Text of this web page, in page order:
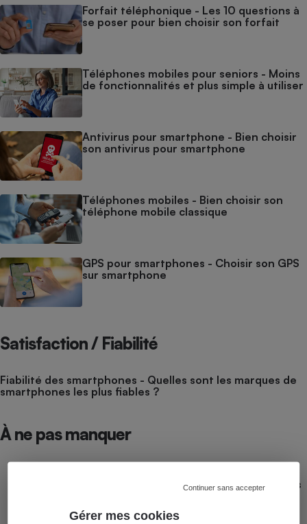
Gérer mes cookies
Continuer sans accepter
Forfait téléphonique - Les 10 questions à
se poser pour bien choisir son forfait
Téléphones mobiles pour seniors - Moins
de fonctionnalités et plus simple à utiliser
Antivirus pour smartphone - Bien choisir
son antivirus pour smartphone
Téléphones mobiles - Bien choisir son
téléphone mobile classique
GPS pour smartphones - Choisir son GPS
sur smartphone
Satisfaction / Fiabilité
Fiabilité des smartphones - Quelles sont les marques de
smartphones les plus fiables ?
À ne pas manquer
Comparateur gratuit des forfaits mobiles
- Choisissez le meilleur forfait, avec ou
sans engagement